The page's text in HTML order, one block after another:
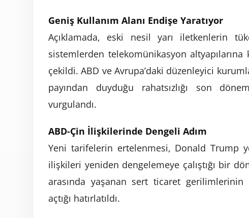
Geniş Kullanım Alanı Endişe Yaratıyor
Açıklamada, eski nesil yarı iletkenlerin
sistemlerden telekomünikasyon
çekildi. ABD ve Avrupa’daki düzenleyici
payından duyduğu rahatsızlığı son
vurgulandı.
ABD-Çin İlişkilerinde Dengeli Adım
Yeni tarifelerin ertelenmesi, Donald Trump
ilişkileri yeniden dengelemeye çalıştığı bir
arasında yaşanan sert ticaret
açtığı hatırlatıldı.